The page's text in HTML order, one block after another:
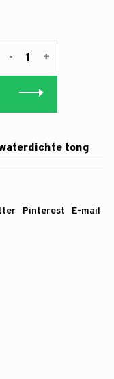
+
-
tong
Pinterest E-mail